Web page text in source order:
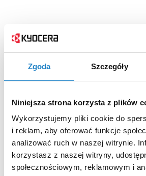
Zgoda Szczegóły
Niniejsza strona korzysta z plików
Wykorzystujemy pliki cookie do
i reklam, aby oferować funkcje
analizować ruch w naszej witrynie.
korzystasz z naszej witryny,
społecznościowym, reklamowym i